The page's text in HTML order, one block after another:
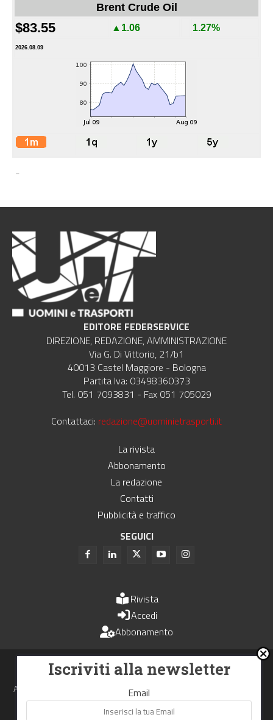
Brent Crude Oil
$83.55 ▲1.06 1.27%
2026.08.09
-
EDITORE FEDERSERVICE
DIREZIONE, REDAZIONE, AMMINISTRAZIONE
Via G. Di Vittorio, 21/b1
40013 Castel Maggiore - Bologna
Partita Iva: 03498360373
Tel. 051 7093831 - Fax 051 705029
Contattaci: redazione@uominietrasporti.it
La rivista
Abbonamento
La redazione
Contatti
Pubblicità e traffico
SEGUICI
Rivista
Accedi
Abbonamento
Uomini e Trasporti è un periodico associato all'Unione Stampa
Periodica Italiana - USPI
Autorizzazione del Tribunale di Bologna N.4993 del 15 giugno 1982
Webdesign made inNowhere
Iscriviti alla newsletter
Email